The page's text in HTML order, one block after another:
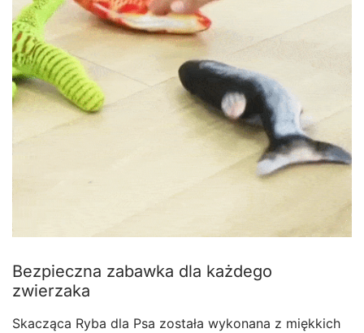
Bezpieczna zabawka dla każdego
zwierzaka
Skacząca Ryba dla Psa została wykonana z miękkich